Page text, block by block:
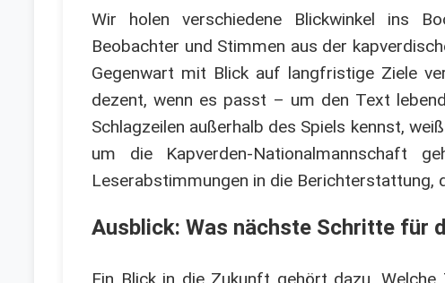
Wir holen verschiedene Blickwinkel ins
Beobachter und Stimmen aus der
Gegenwart mit Blick auf langfristige Ziele
dezent, wenn es passt – um den Text
Schlagzeilen außerhalb des Spiels kennst,
um die Kapverden-Nationalmannschaft
Leserabstimmungen in die Berichterstattung,
Ausblick: Was nächste Schritte für
Ein Blick in die Zukunft gehört dazu.